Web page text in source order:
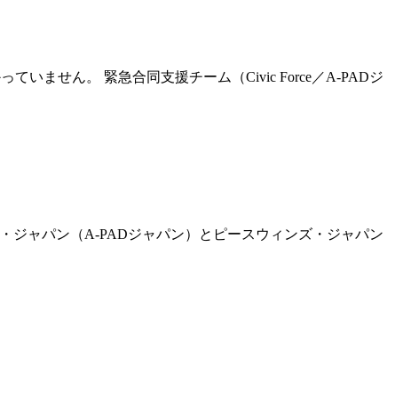
ていません。 緊急合同支援チーム（Civic Force／A-PADジ
ジャパン（A-PADジャパン）とピースウィンズ・ジャパン